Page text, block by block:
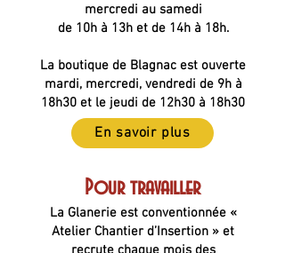
mercredi au samedi
de 10h à 13h et de 14h à 18h.
La boutique de Blagnac est ouverte
mardi, mercredi, vendredi de 9h à
18h30 et le jeudi de 12h30 à 18h30
En savoir plus
Pour travailler
La Glanerie est conventionnée «
Atelier Chantier d’Insertion » et